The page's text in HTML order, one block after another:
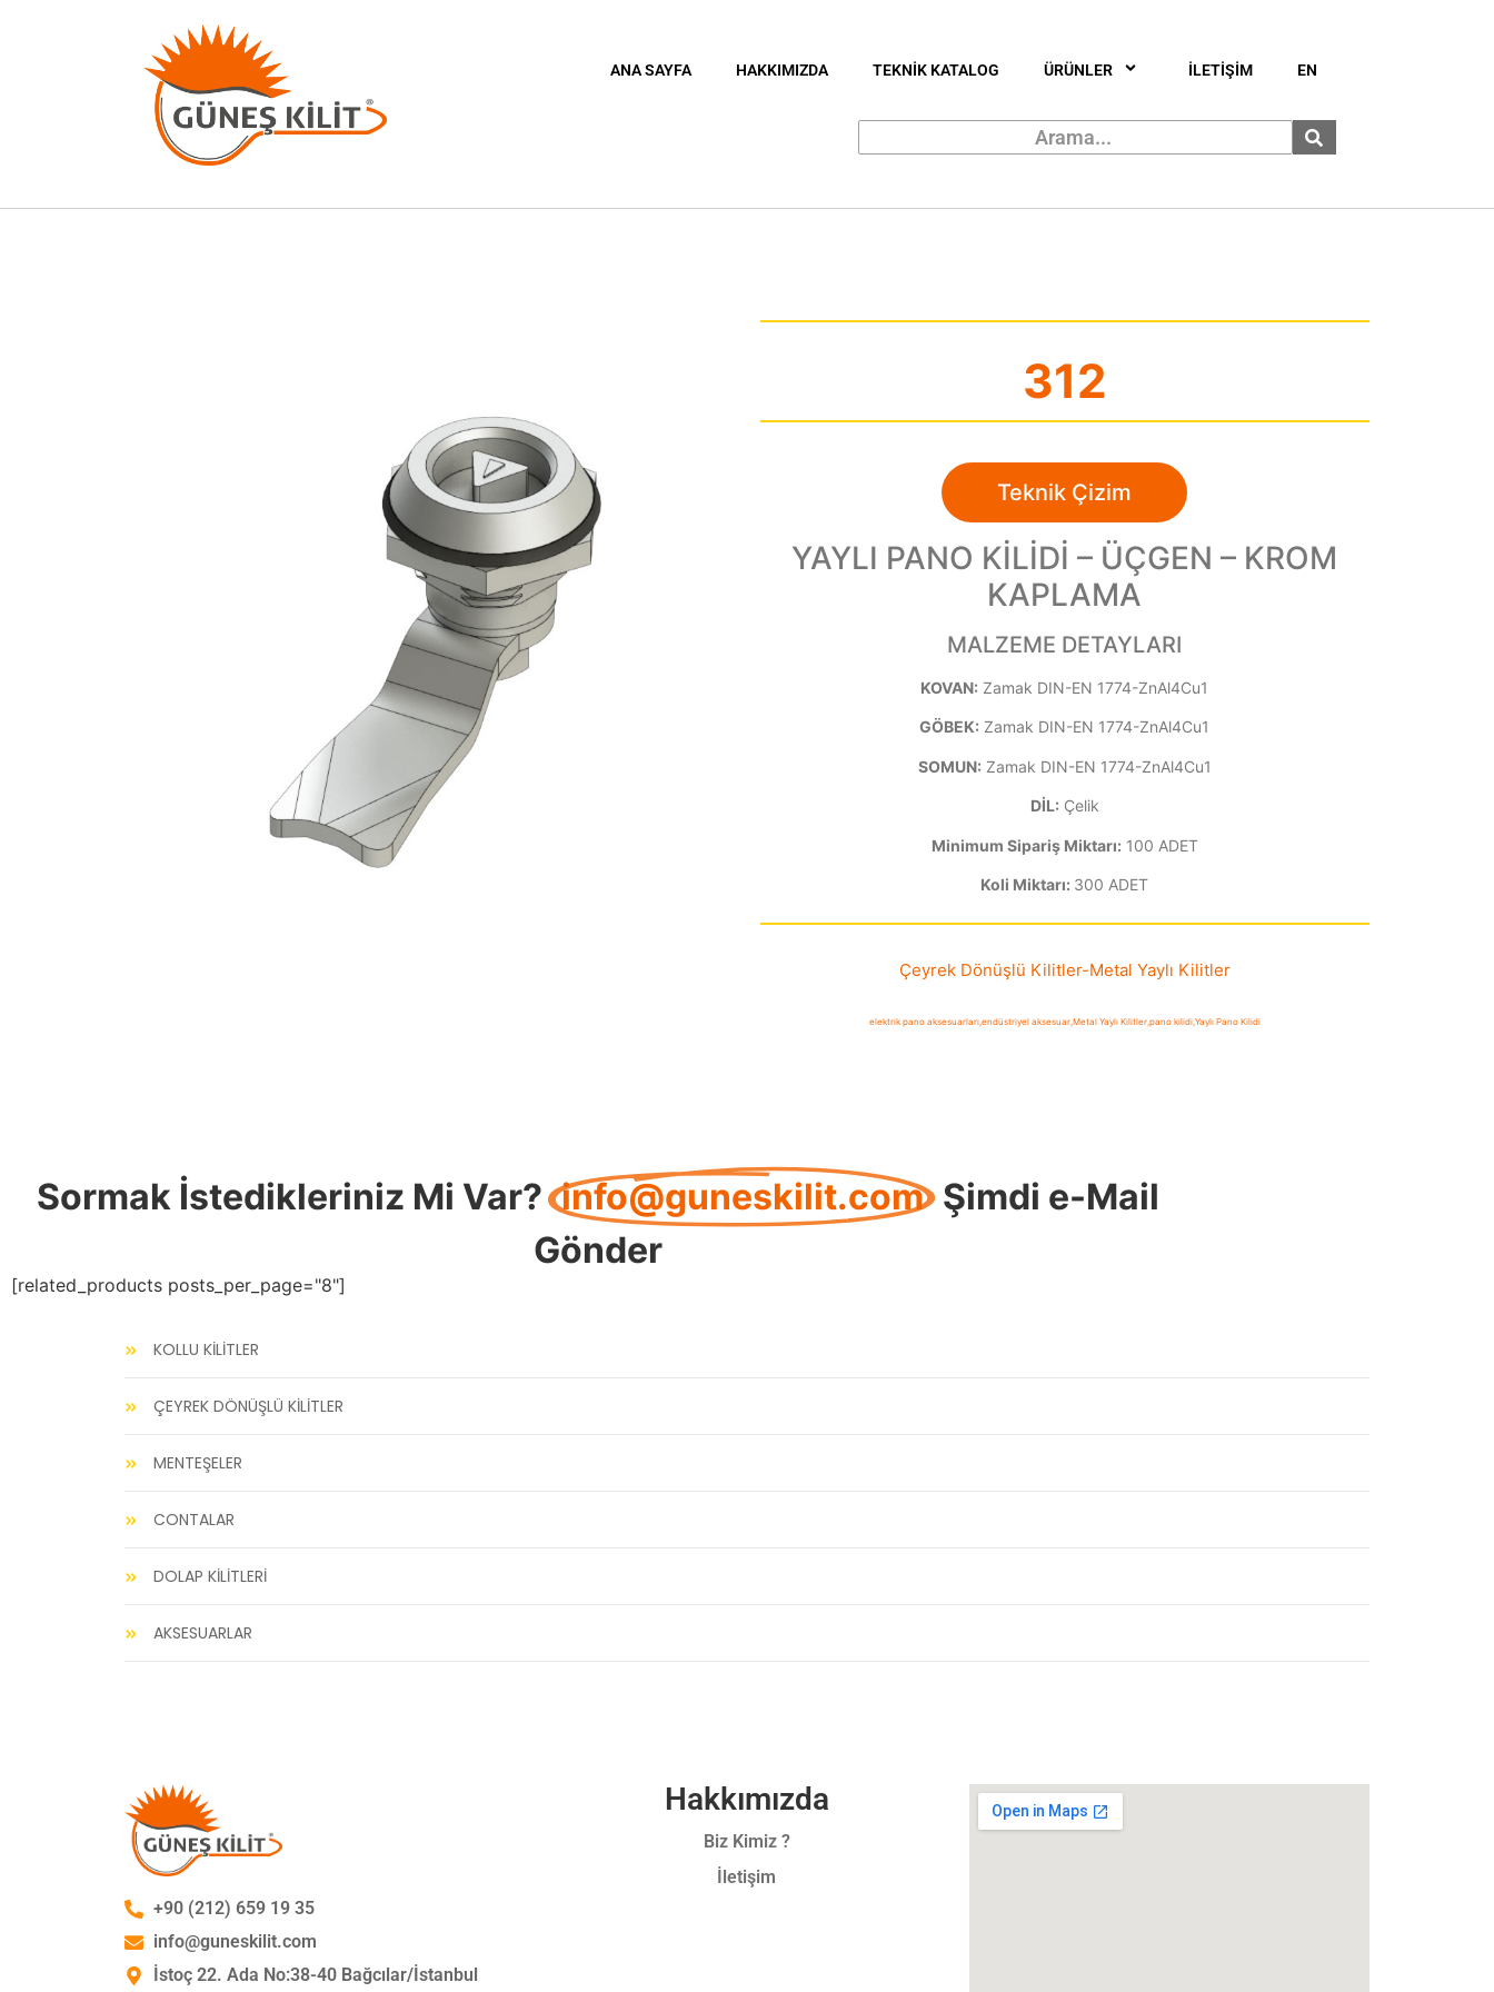
ANA SAYFA HAKKIMIZDA TEKNİK KATALOG ÜRÜNLER İLETİŞİM EN
312
Teknik Çizim
YAYLI PANO KİLİDİ – ÜÇGEN – KROM
KAPLAMA
MALZEME DETAYLARI
KOVAN: Zamak DIN-EN 1774-ZnAl4Cu1
GÖBEK: Zamak DIN-EN 1774-ZnAl4Cu1
SOMUN: Zamak DIN-EN 1774-ZnAl4Cu1
DİL: Çelik
Minimum Sipariş Miktarı: 100 ADET
Koli Miktarı: 300 ADET
Çeyrek Dönüşlü Kilitler-Metal Yaylı Kilitler
elektrik pano aksesuarları,endüstriyel aksesuar,Metal Yaylı Kilitler,pano kilidi,Yaylı Pano Kilidi
Sormak İstedikleriniz Mi Var? info@guneskilit.com Şimdi e-Mail
Gönder
[related_products posts_per_page="8"]
KOLLU KİLİTLER
ÇEYREK DÖNÜŞLÜ KİLİTLER
MENTEŞELER
CONTALAR
DOLAP KİLİTLERİ
AKSESUARLAR
+90 (212) 659 19 35
info@guneskilit.com
İstoç 22. Ada No:38-40 Bağcılar/İstanbul
Hakkımızda
Biz Kimiz ?
İletişim